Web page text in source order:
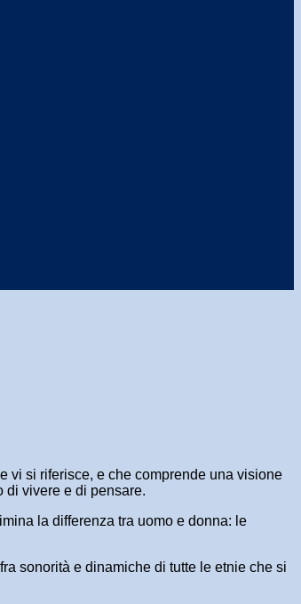
vi si riferisce, e che comprende una visione
di vivere e di pensare.
la differenza tra uomo e donna: le
sonorità e dinamiche di tutte le etnie che si